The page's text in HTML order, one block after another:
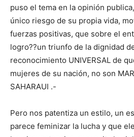
puso el tema en la opinión
único riesgo de su propia vida,
fuerzas positivas, que sobre el
logro??un triunfo de la dignidad
reconocimiento UNIVERSAL de
mujeres de su nación, no son
SAHARAUI .-
Pero nos patentiza un estilo, un
parece feminizar la lucha y que